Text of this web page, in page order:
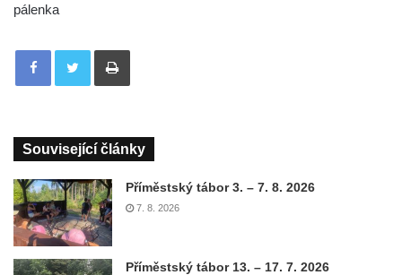
pálenka
Tisknout
Související články
Příměstský tábor 3. – 7. 8. 2026
7. 8. 2026
Příměstský tábor 13. – 17. 7. 2026